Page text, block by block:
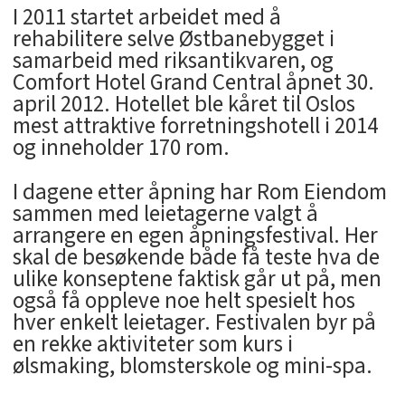
I 2011 startet arbeidet med å
rehabilitere selve Østbanebygget i
samarbeid med riksantikvaren, og
Comfort Hotel Grand Central åpnet 30.
april 2012. Hotellet ble kåret til Oslos
mest attraktive forretningshotell i 2014
og inneholder 170 rom.
I dagene etter åpning har Rom Eiendom
sammen med leietagerne valgt å
arrangere en egen åpningsfestival. Her
skal de besøkende både få teste hva de
ulike konseptene faktisk går ut på, men
også få oppleve noe helt spesielt hos
hver enkelt leietager. Festivalen byr på
en rekke aktiviteter som kurs i
ølsmaking, blomsterskole og mini-spa.